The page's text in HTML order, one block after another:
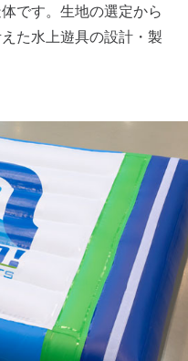
です。生地の選定から
た水上遊具の設計・製